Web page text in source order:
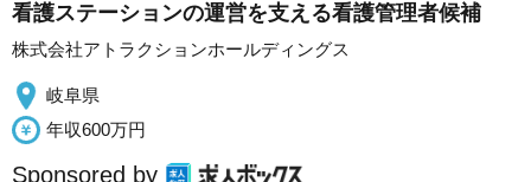
看護ステーションの運営を支える看護管理者候補
株式会社アトラクションホールディングス
岐阜県
年収600万円
Sponsored by